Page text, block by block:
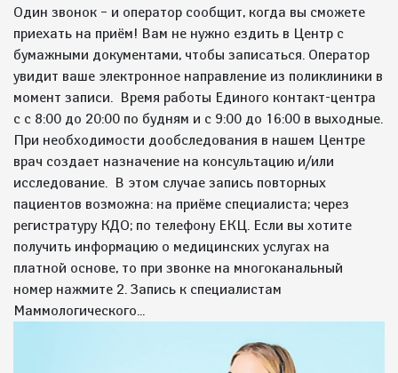
Один звонок – и оператор сообщит, когда вы сможете
приехать на приём! Вам не нужно ездить в Центр с
бумажными документами, чтобы записаться. Оператор
увидит ваше электронное направление из поликлиники в
момент записи. Время работы Единого контакт-центра
с с 8:00 до 20:00 по будням и с 9:00 до 16:00 в выходные.
При необходимости дообследования в нашем Центре
врач создает назначение на консультацию и/или
исследование. В этом случае запись повторных
пациентов возможна: на приёме специалиста; через
регистратуру КДО; по телефону ЕКЦ. Если вы хотите
получить информацию о медицинских услугах на
платной основе, то при звонке на многоканальный
номер нажмите 2. Запись к специалистам
Маммологического...